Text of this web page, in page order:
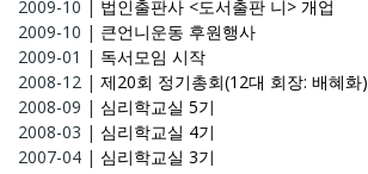
2009-10 | 법인출판사 <도서출판 니> 개업
2009-10 | 큰언니운동 후원행사
2009-01 | 독서모임 시작
2008-12 | 제20회 정기총회(12대 회장: 배혜화)
2008-09 | 심리학교실 5기
2008-03 | 심리학교실 4기
2007-04 | 심리학교실 3기